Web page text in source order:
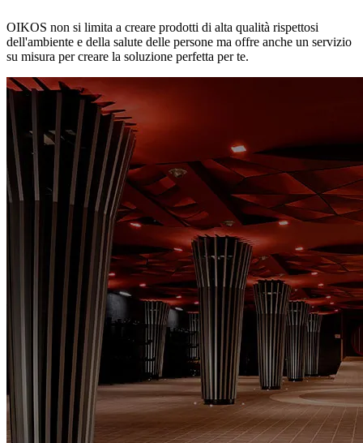
OIKOS non si limita a creare prodotti di alta qualità rispettosi
dell'ambiente e della salute delle persone ma offre anche un servizio
su misura per creare la soluzione perfetta per te.